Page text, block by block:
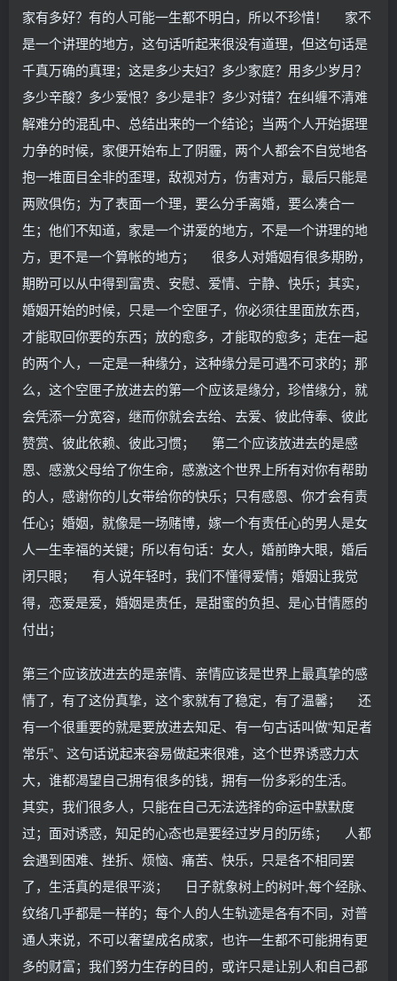
家有多好？有的人可能一生都不明白，所以不珍惜！ 家不
是一个讲理的地方，这句话听起来很没有道理，但这句话是
千真万确的真理；这是多少夫妇？多少家庭？用多少岁月？
多少辛酸？多少爱恨？多少是非？多少对错？在纠缠不清难
解难分的混乱中、总结出来的一个结论；当两个人开始据理
力争的时候，家便开始布上了阴霾，两个人都会不自觉地各
抱一堆面目全非的歪理，敌视对方，伤害对方，最后只能是
两败俱伤；为了表面一个理，要么分手离婚，要么凑合一
生；他们不知道，家是一个讲爱的地方，不是一个讲理的地
方，更不是一个算帐的地方； 很多人对婚姻有很多期盼，
期盼可以从中得到富贵、安慰、爱情、宁静、快乐；其实，
婚姻开始的时候，只是一个空匣子，你必须往里面放东西，
才能取回你要的东西；放的愈多，才能取的愈多；走在一起
的两个人，一定是一种缘分，这种缘分是可遇不可求的；那
么，这个空匣子放进去的第一个应该是缘分，珍惜缘分，就
会凭添一分宽容，继而你就会去给、去爱、彼此侍奉、彼此
赞赏、彼此依赖、彼此习惯； 第二个应该放进去的是感
恩、感激父母给了你生命，感激这个世界上所有对你有帮助
的人，感谢你的儿女带给你的快乐；只有感恩、你才会有责
任心；婚姻，就像是一场赌博，嫁一个有责任心的男人是女
人一生幸福的关键；所以有句话：女人，婚前睁大眼，婚后
闭只眼； 有人说年轻时，我们不懂得爱情；婚姻让我觉
得，恋爱是爱，婚姻是责任，是甜蜜的负担、是心甘情愿的
付出；
第三个应该放进去的是亲情、亲情应该是世界上最真挚的感
情了，有了这份真挚，这个家就有了稳定，有了温馨； 还
有一个很重要的就是要放进去知足、有一句古话叫做“知足者
常乐”、这句话说起来容易做起来很难，这个世界诱惑力太
大，谁都渴望自己拥有很多的钱，拥有一份多彩的生活。
其实，我们很多人，只能在自己无法选择的命运中默默度
过；面对诱惑，知足的心态也是要经过岁月的历练； 人都
会遇到困难、挫折、烦恼、痛苦、快乐，只是各不相同罢
了，生活真的是很平淡； 日子就象树上的树叶,每个经脉、
纹络几乎都是一样的；每个人的人生轨迹是各有不同，对普
通人来说，不可以奢望成名成家，也许一生都不可能拥有更
多的财富；我们努力生存的目的，或许只是让别人和自己都